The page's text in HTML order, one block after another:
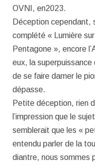
OVNI, en2023.
Déception cependant,
complété « Lumière
Pentagone », encore
eux, la
de se faire damer le
dépasse.
Petite déception, rien
l’impression que le
semblerait que les «
entendu parler de la
diantre, nous sommes